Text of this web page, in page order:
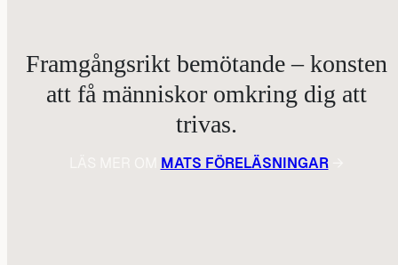
Framgångsrikt bemötande – konsten
att få människor omkring dig att
trivas.
MATS FÖRELÄSNINGAR→